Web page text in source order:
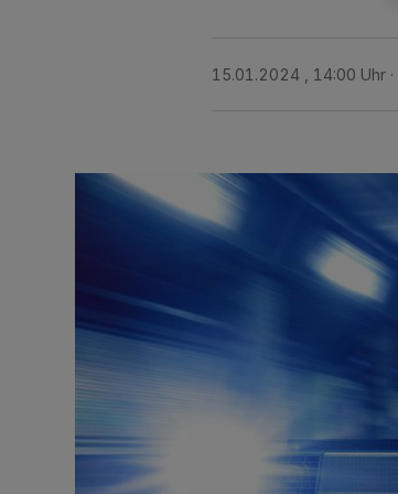
15.01.2024 , 14:00 Uhr